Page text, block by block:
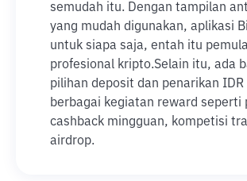
semudah itu. Dengan tampilan
yang mudah digunakan, aplikasi
untuk siapa saja, entah itu
profesional kripto.Selain itu, ada
pilihan deposit dan penarikan IDR
berbagai kegiatan reward seperti
cashback mingguan, kompetisi
airdrop.